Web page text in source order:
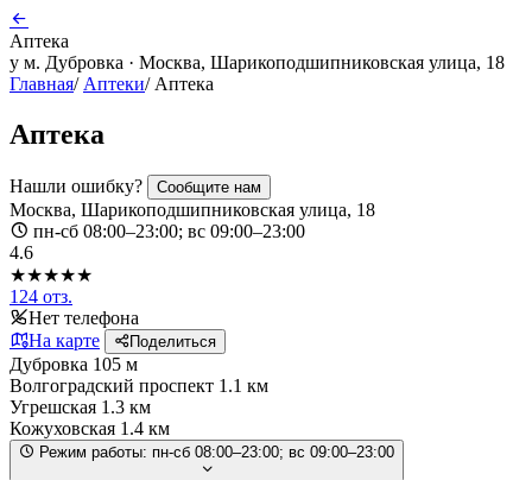
Аптека
у м. Дубровка · Москва, Шарикоподшипниковская улица, 18
Главная/ Аптеки/ Аптека
Аптека
Нашли ошибку? Сообщите нам
Москва, Шарикоподшипниковская улица, 18
пн-сб 08:00–23:00; вс 09:00–23:00
4.6
★★★★★
124 отз.
Нет телефона
На карте
Поделиться
Дубровка 105 м
Волгоградский проспект 1.1 км
Угрешская 1.3 км
Кожуховская 1.4 км
Режим работы: пн-сб 08:00–23:00; вс 09:00–23:00